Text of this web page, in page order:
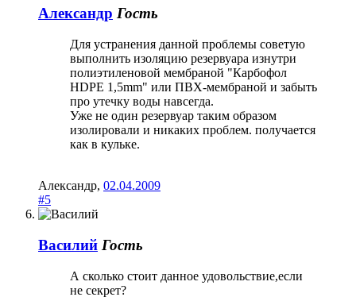
Александр Гость
Для устранения данной проблемы советую
выполнить изоляцию резервуара изнутри
полиэтиленовой мембраной "Карбофол
HDPE 1,5mm" или ПВХ-мембраной и забыть
про утечку воды навсегда.
Уже не один резервуар таким образом
изолировали и никаких проблем. получается
как в кульке.
Александр, 02.04.2009
#5
Василий Гость
А сколько стоит данное удовольствие,если
не секрет?